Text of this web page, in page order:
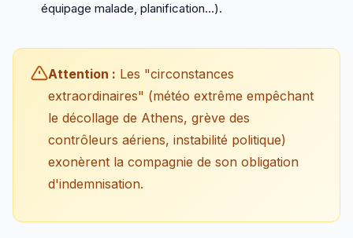
équipage malade, planification...).
Attention : Les "circonstances
extraordinaires" (météo extrême empêchant
le décollage de Athens, grève des
contrôleurs aériens, instabilité politique)
exonèrent la compagnie de son obligation
d'indemnisation.